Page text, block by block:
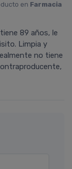
en Farmacia
89 años, le
Limpia y
no tiene